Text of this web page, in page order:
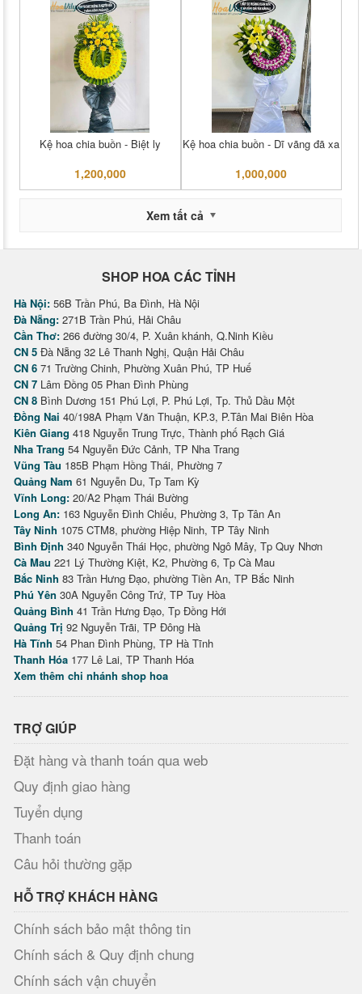
Kệ hoa chia buồn - Biệt ly
1,200,000
Kệ hoa chia buồn - Dĩ vãng đã xa
1,000,000
Xem tất cả
SHOP HOA CÁC TỈNH
Hà Nội: 56B Trần Phú, Ba Đình, Hà Nội
Đà Nẵng: 271B Trần Phú, Hải Châu
Cần Thơ: 266 đường 30/4, P. Xuân khánh, Q.Ninh Kiều
CN 5 Đà Nẵng 32 Lê Thanh Nghị, Quận Hải Châu
CN 6 71 Trường Chinh, Phường Xuân Phú, TP Huế
CN 7 Lâm Đồng 05 Phan Đình Phùng
CN 8 Bình Dương 151 Phú Lợi, P. Phú Lợi, Tp. Thủ Dầu Một
Đồng Nai 40/198A Phạm Văn Thuận, KP.3, P.Tân Mai Biên Hòa
Kiên Giang 418 Nguyễn Trung Trực, Thành phố Rạch Giá
Nha Trang 54 Nguyễn Đức Cảnh, TP Nha Trang
Vũng Tàu 185B Phạm Hồng Thái, Phường 7
Quảng Nam 61 Nguyễn Du, Tp Tam Kỳ
Vĩnh Long: 20/A2 Phạm Thái Bường
Long An: 163 Nguyễn Đình Chiểu, Phường 3, Tp Tân An
Tây Ninh 1075 CTM8, phường Hiệp Ninh, TP Tây Ninh
Bình Định 340 Nguyễn Thái Học, phường Ngô Mây, Tp Quy Nhơn
Cà Mau 221 Lý Thường Kiệt, K2, Phường 6, Tp Cà Mau
Bắc Ninh 83 Trần Hưng Đạo, phường Tiền An, TP Bắc Ninh
Phú Yên 30A Nguyễn Công Trứ, TP Tuy Hòa
Quảng Bình 41 Trần Hưng Đạo, Tp Đồng Hới
Quảng Trị 92 Nguyễn Trãi, TP Đông Hà
Hà Tĩnh 54 Phan Đình Phùng, TP Hà Tĩnh
Thanh Hóa 177 Lê Lai, TP Thanh Hóa
Xem thêm chi nhánh shop hoa
TRỢ GIÚP
Đặt hàng và thanh toán qua web
Quy định giao hàng
Tuyển dụng
Thanh toán
Câu hỏi thường gặp
HỖ TRỢ KHÁCH HÀNG
Chính sách bảo mật thông tin
Chính sách & Quy định chung
Chính sách vận chuyển